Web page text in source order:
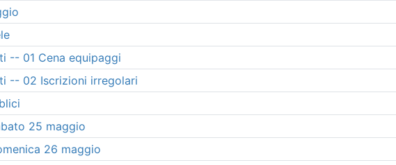
-- 01 Cena equipaggi
-- 02 Iscrizioni irregolari
25 maggio
26 maggio